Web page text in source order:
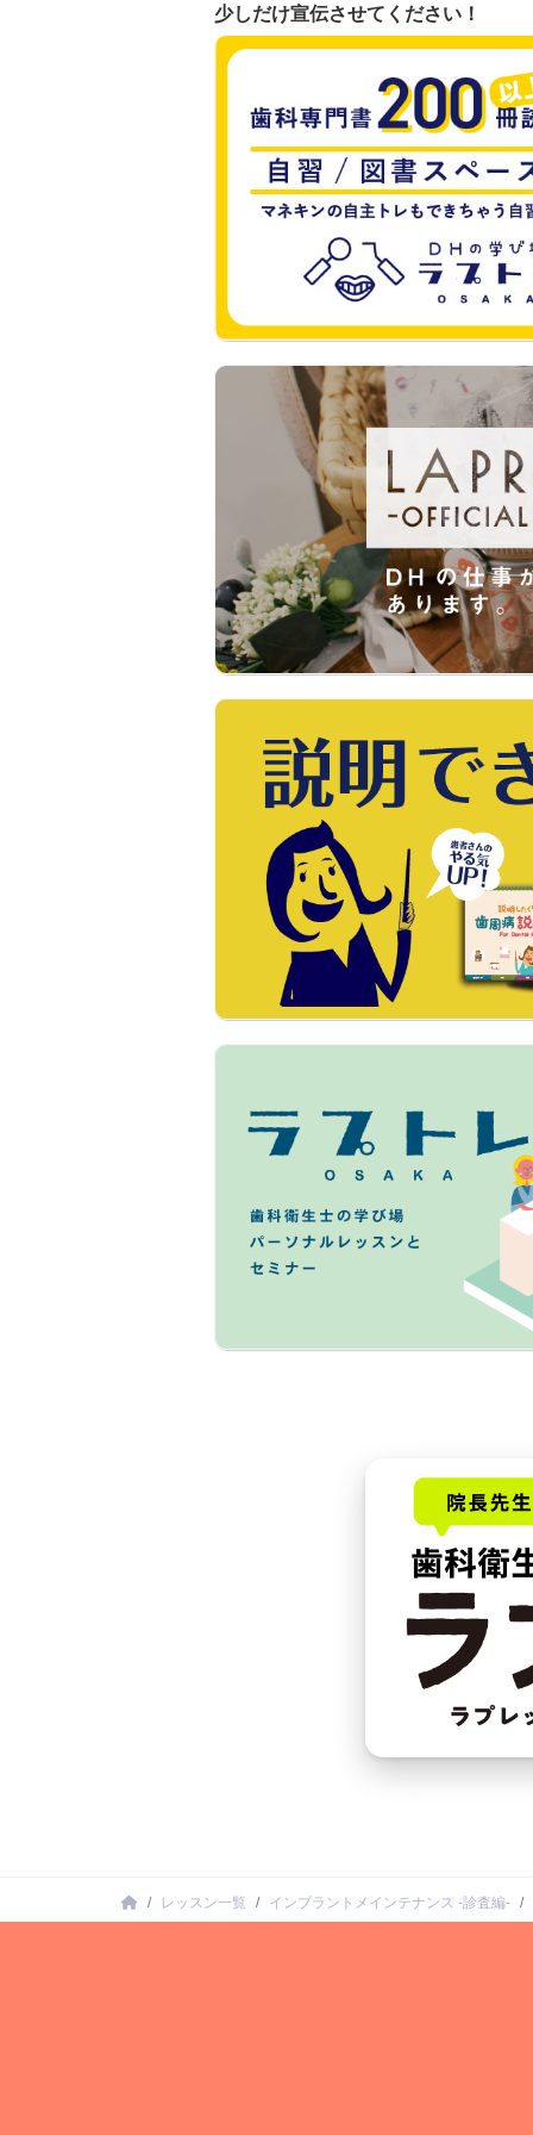
少しだけ宣伝させてください！
レッスン一覧 インプラントメインテナンス -診査編-